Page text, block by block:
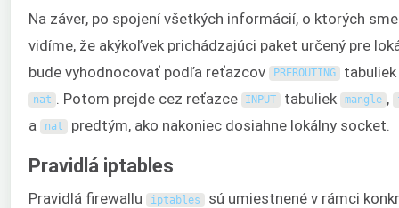
Na záver, po spojení všetkých informácií, o ktorých
vidíme, že akýkoľvek prichádzajúci paket určený pre
bude vyhodnocovať podľa reťazcov
PREROUTING tabuliek
nat . Potom prejde cez reťazce INPUT tabuliek mangle ,
a nat predtým, ako nakoniec dosiahne lokálny socket.
Pravidlá iptables
Pravidlá firewallu iptables sú umiestnené v rámci